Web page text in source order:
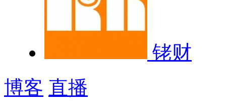
铑财
博客 直播